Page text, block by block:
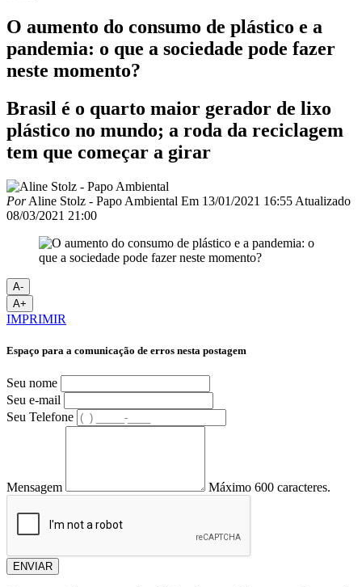
O aumento do consumo de plástico e a
pandemia: o que a sociedade pode fazer
neste momento?
Brasil é o quarto maior gerador de lixo
plástico no mundo; a roda da reciclagem
tem que começar a girar
PorAline Stolz - Papo Ambiental Em 13/01/2021 16:55 Atualizado
08/03/2021 21:00
A-
A+
IMPRIMIR
Espaço para a comunicação de erros nesta postagem
Seu nome
Seu e-mail
Seu Telefone
Mensagem Máximo 600 caracteres.
ENVIAR